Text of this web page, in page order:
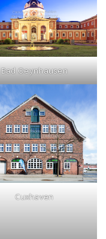
Bad Oeynhausen
Cuxhaven